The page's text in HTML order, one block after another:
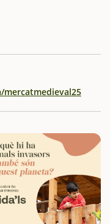
mercatmedieval25